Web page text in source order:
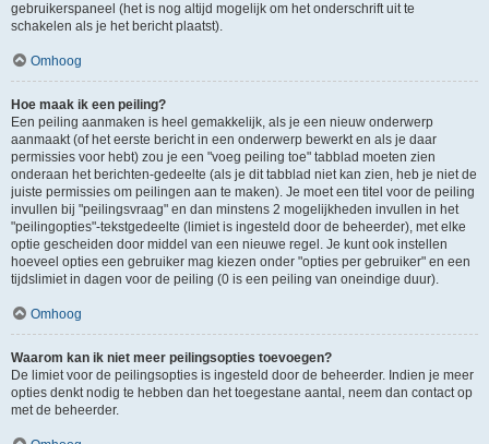
gebruikerspaneel (het is nog altijd mogelijk om het onderschrift uit te
schakelen als je het bericht plaatst).
Omhoog
Hoe maak ik een peiling?
Een peiling aanmaken is heel gemakkelijk, als je een nieuw onderwerp
aanmaakt (of het eerste bericht in een onderwerp bewerkt en als je daar
permissies voor hebt) zou je een "voeg peiling toe" tabblad moeten zien
onderaan het berichten-gedeelte (als je dit tabblad niet kan zien, heb je niet de
juiste permissies om peilingen aan te maken). Je moet een titel voor de peiling
invullen bij "peilingsvraag" en dan minstens 2 mogelijkheden invullen in het
"peilingopties"-tekstgedeelte (limiet is ingesteld door de beheerder), met elke
optie gescheiden door middel van een nieuwe regel. Je kunt ook instellen
hoeveel opties een gebruiker mag kiezen onder "opties per gebruiker" en een
tijdslimiet in dagen voor de peiling (0 is een peiling van oneindige duur).
Omhoog
Waarom kan ik niet meer peilingsopties toevoegen?
De limiet voor de peilingsopties is ingesteld door de beheerder. Indien je meer
opties denkt nodig te hebben dan het toegestane aantal, neem dan contact op
met de beheerder.